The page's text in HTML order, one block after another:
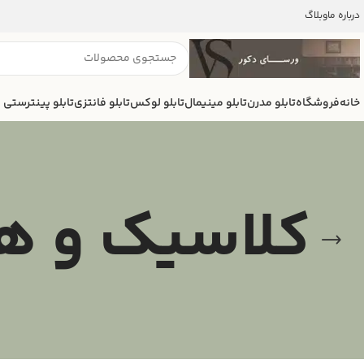
درباره ماوبلاگ
خانهفروشگاهتابلو مدرنتابلو مینیمالتابلو لوکستابلو فانتزیتابلو پینترستی
کلاسیک و